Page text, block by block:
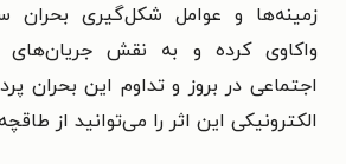
زمینه‌ها و عوامل شکل‌گیری
واکاوی کرده و به نقش
اجتماعی در بروز و تداوم این بحران
الکترونیکی این اثر را می‌توانید از